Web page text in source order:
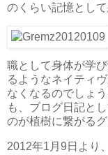
のくらい記憶とし
職として身体が学
るようなネイティ
なくなるのでしょ
も、ブログ日記と
のが植樹に繋がる
2012年1月9日より